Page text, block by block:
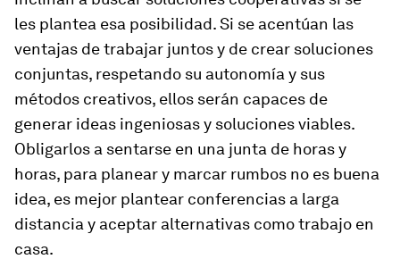
les plantea esa posibilidad. Si se acentúan las
ventajas de trabajar juntos y de crear soluciones
conjuntas, respetando su autonomía y sus
métodos creativos, ellos serán capaces de
generar ideas ingeniosas y soluciones viables.
Obligarlos a sentarse en una junta de horas y
horas, para planear y marcar rumbos no es buena
idea, es mejor plantear conferencias a larga
distancia y aceptar alternativas como trabajo en
casa.